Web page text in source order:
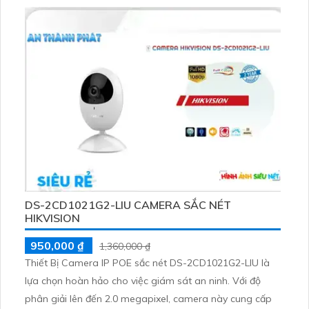
không giảm chất lượng, cung cấp hình ảnh màu sắc rõ
ràng ngay cả trong bóng tối
DS-2CD1021G2-LIU CAMERA SẮC NÉT
HIKVISION
950,000 ₫
1,360,000 ₫
Thiết Bị Camera IP POE sắc nét DS-2CD1021G2-LIU là
lựa chọn hoàn hảo cho việc giám sát an ninh. Với độ
phân giải lên đến 2.0 megapixel, camera này cung cấp